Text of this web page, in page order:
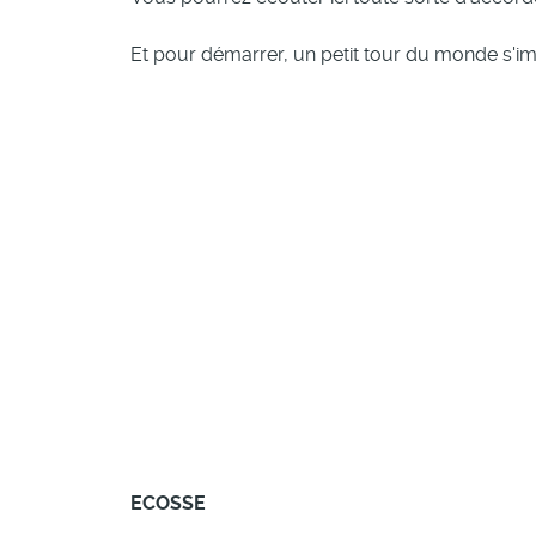
Et pour démarrer, un petit tour du monde
ECOSSE